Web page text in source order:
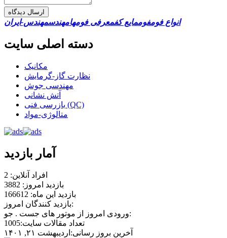
ارسال دیدگاه
انواع فومفوممایع کفمعرفی فومهامهندسمهندس-ایران
دسته اصلی سایت
مکانیک
نظارت گاز-گرمایش
مهندسی جوش
آتش نشانی
بازرسی فنی (QC)
متالوژی-مواد
آمار بازدید
افراد آنلاین: 2
بازدید امروز: 3882
بازدید این ماه: 166612
بازدید کنندگان امروز:
ورودی امروز از موتور های جست . جو:
تعداد مقالات سایت:1005
آخرین بروز رسانی:اردیبهشت ۲۱, ۱۴۰۱